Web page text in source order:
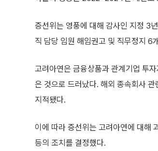
증선위는 영풍에 대해 감사인 지정 3
직 담당 임원 해임권고 및 직무정지 6
고려아연은 금융상품과 관계기업 투
은 것으로 드러났다. 해외 종속회사
지적됐다.
이에 따라 증선위는 고려아연에 대해
등의 조치를 결정했다.